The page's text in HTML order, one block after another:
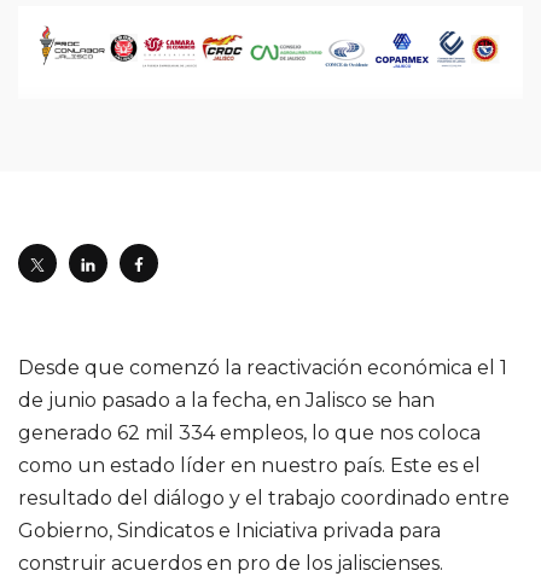
Desde que comenzó la reactivación económica el 1
de junio pasado a la fecha, en Jalisco se han
generado 62 mil 334 empleos, lo que nos coloca
como un estado líder en nuestro país. Este es el
resultado del diálogo y el trabajo coordinado entre
Gobierno, Sindicatos e Iniciativa privada para
construir acuerdos en pro de los jaliscienses.